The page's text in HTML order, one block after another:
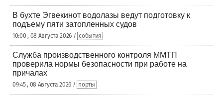
В бухте Эгвекинот водолазы ведут подготовку к
подъему пяти затопленных судов
10:00 , 08 Августа 2026 / события
Служба производственного контроля ММТП
проверила нормы безопасности при работе на
причалах
09:45 , 08 Августа 2026 / порты